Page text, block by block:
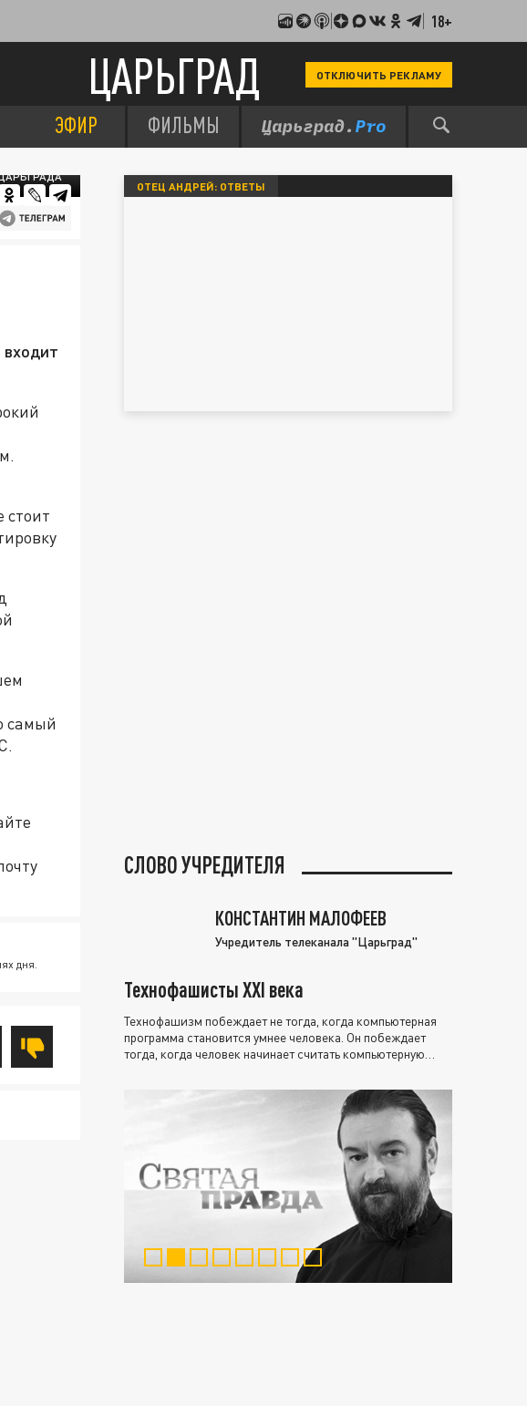
18+
ЦАРЬГРАД ОТКЛЮЧИТЬ РЕКЛАМУ
ЭФИР ФИЛЬМЫ
входит
самый
дня.
ОТЕЦ АНДРЕЙ: ОТВЕТЫ
СЛОВО УЧРЕДИТЕЛЯ
КОНСТАНТИН МАЛОФЕЕВ
Учредитель телеканала "Царьград"
Технофашисты XXI века
Технофашизм побеждает не тогда, когда компьютерная
программа становится умнее человека. Он побеждает
тогда, когда человек начинает считать компьютерную